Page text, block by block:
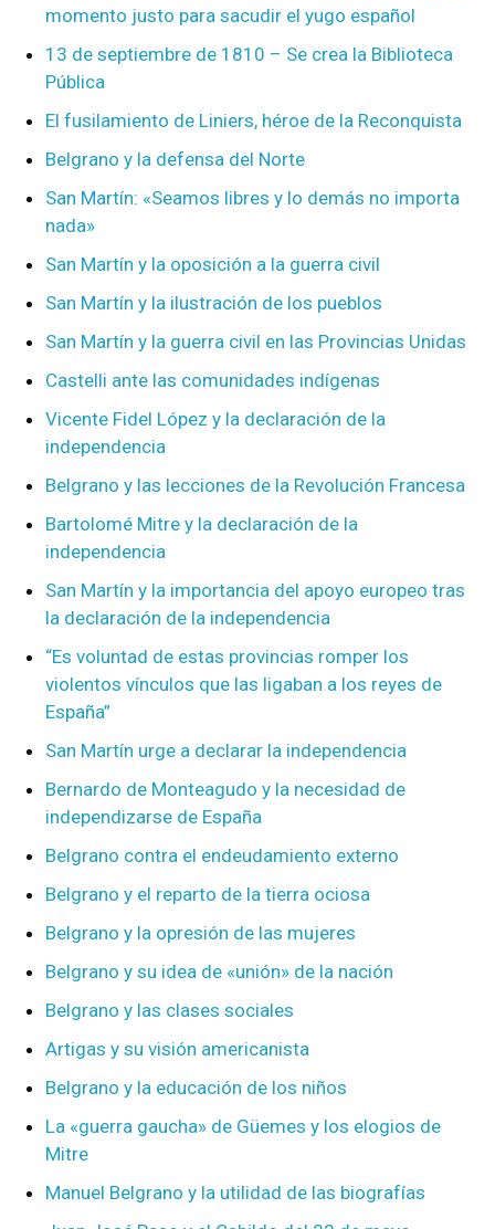
momento justo para sacudir el yugo español
13 de septiembre de 1810 – Se crea la Biblioteca
Pública
El fusilamiento de Liniers, héroe de la Reconquista
Belgrano y la defensa del Norte
San Martín: «Seamos libres y lo demás no importa
nada»
San Martín y la oposición a la guerra civil
San Martín y la ilustración de los pueblos
San Martín y la guerra civil en las Provincias Unidas
Castelli ante las comunidades indígenas
Vicente Fidel López y la declaración de la
independencia
Belgrano y las lecciones de la Revolución Francesa
Bartolomé Mitre y la declaración de la
independencia
San Martín y la importancia del apoyo europeo tras
la declaración de la independencia
“Es voluntad de estas provincias romper los
violentos vínculos que las ligaban a los reyes de
España”
San Martín urge a declarar la independencia
Bernardo de Monteagudo y la necesidad de
independizarse de España
Belgrano contra el endeudamiento externo
Belgrano y el reparto de la tierra ociosa
Belgrano y la opresión de las mujeres
Belgrano y su idea de «unión» de la nación
Belgrano y las clases sociales
Artigas y su visión americanista
Belgrano y la educación de los niños
La «guerra gaucha» de Güemes y los elogios de
Mitre
Manuel Belgrano y la utilidad de las biografías